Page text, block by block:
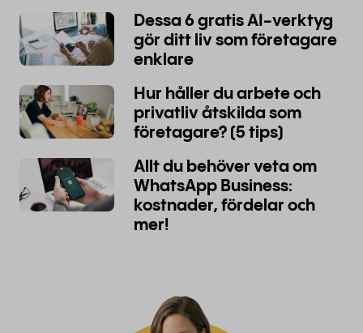
Dessa 6 gratis AI-verktyg
gör ditt liv som företagare
enklare
Hur håller du arbete och
privatliv åtskilda som
företagare? (5 tips)
Allt du behöver veta om
WhatsApp Business:
kostnader, fördelar och
mer!